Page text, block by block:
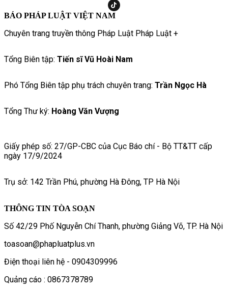
BÁO PHÁP LUẬT VIỆT NAM
Chuyên trang truyền thông Pháp Luật Pháp Luật +
Tổng Biên tập: Tiến sĩ Vũ Hoài Nam
Phó Tổng Biên tập phụ trách chuyên trang: Trần Ngọc Hà
Tổng Thư ký: Hoàng Văn Vượng
Giấy phép số: 27/GP-CBC của Cục Báo chí - Bộ TT&TT cấp
ngày 17/9/2024
Trụ sở: 142 Trần Phú, phường Hà Đông, TP Hà Nội
THÔNG TIN TÒA SOẠN
Số 42/29 Phố Nguyễn Chí Thanh, phường Giảng Võ, TP. Hà Nội
toasoan@phapluatplus.vn
Điện thoại liên hệ - 0904309996
Quảng cáo : 0867378789